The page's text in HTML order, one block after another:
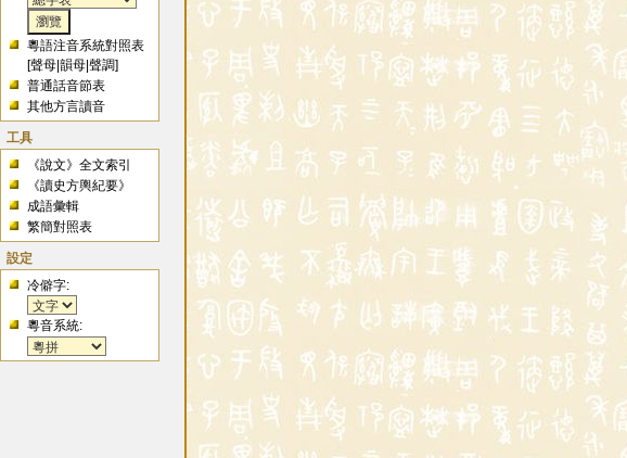
粵語注音系統對照表
[聲母 |韻母 |聲調]
普通話音節表
其他方言讀音
工具
《說文》全文索引
《讀史方輿紀要》
成語彙輯
繁簡對照表
設定
冷僻字:
粵音系統: